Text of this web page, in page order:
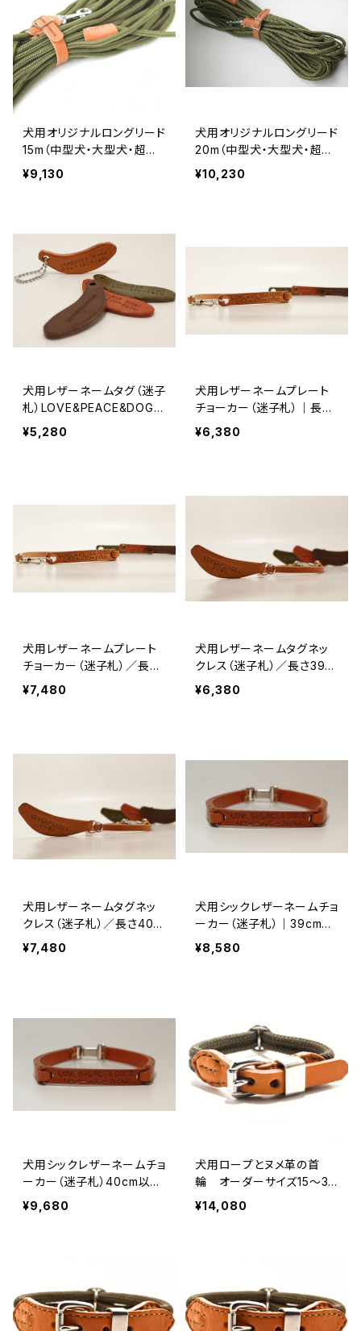
犬用オリジナルロングリード
15m（中型犬・大型犬・超大
型犬向け）【受注製作】LOV
E&PEACE&DOGSオリジナ
¥9,130
犬用オリジナルロングリード
20m（中型犬・大型犬・超大
型犬向け）【受注製作】LOV
E&PEACE&DOGSオリジナ
¥10,230
犬用レザーネームタグ（迷子
札）LOVE&PEACE&DOGS
オリジナル【受注製作】
¥5,280
犬用レザーネームプレート
チョーカー（迷子札）｜長さ
39cmまで 【受注製作】LO
VE&PEACE&DOGSオリジ
¥6,380
犬用レザーネームプレート
チョーカー（迷子札）／長さ
40cm以上 【受注製作】L
OVE&PEACE&DOGSオリ
¥7,480
犬用レザーネームタグネッ
クレス（迷子札）／長さ39c
mまで 【受注製作】LOVE&
PEACE&DOGSオリジナ
¥6,380
犬用レザーネームタグネッ
クレス（迷子札）／長さ40c
m以上 【受注製作】LOVE
&PEACE&DOGSオリジナ
¥7,480
犬用シックレザーネームチョ
ーカー（迷子札）｜39cmま
で 【受注製作】LOVE&PE
ACE&DOGSオリジナル
¥8,580
犬用シックレザーネームチョ
ーカー（迷子札）40cm以
上 【受注製作】LOVE&PE
ACE&DOGSオリジナル
¥9,680
犬用ロープとヌメ革の首
輪 オーダーサイズ15〜30
cm 【受注製作】LOVE&PE
ACE&DOGSオリジナル
¥14,080